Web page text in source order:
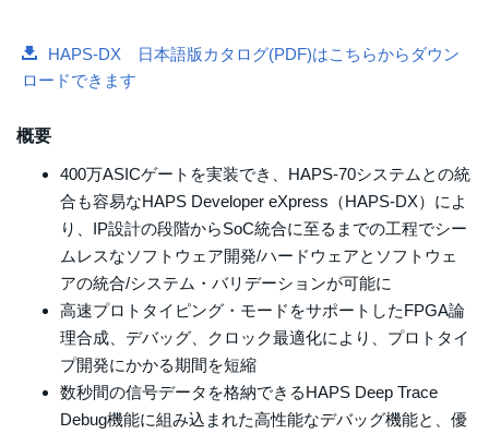
HAPS-DX 日本語版カタログ(PDF)はこちらからダウン
ロードできます
概要
400万ASICゲートを実装でき、HAPS-70システムとの統
合も容易なHAPS Developer eXpress（HAPS-DX）によ
り、IP設計の段階からSoC統合に至るまでの工程でシー
ムレスなソフトウェア開発/ハードウェアとソフトウェ
アの統合/システム・バリデーションが可能に
高速プロトタイピング・モードをサポートしたFPGA論
理合成、デバッグ、クロック最適化により、プロトタイ
プ開発にかかる期間を短縮
数秒間の信号データを格納できるHAPS Deep Trace
Debug機能に組み込まれた高性能なデバッグ機能と、優